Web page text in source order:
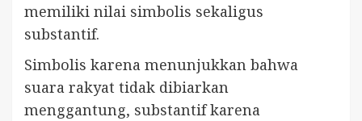
memiliki nilai simbolis sekaligus
substantif.
Simbolis karena menunjukkan bahwa
suara rakyat tidak dibiarkan
menggantung, substantif karena